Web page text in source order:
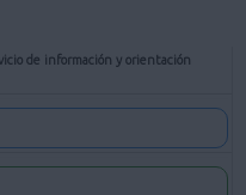
de información y orientación